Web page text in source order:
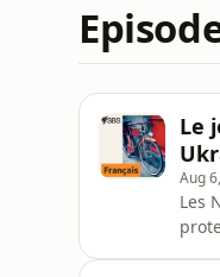
Le
Aug
Les